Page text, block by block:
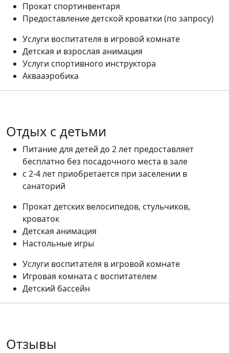
Прокат спортинвентаря
Предоставление детской кроватки (по запросу)
Услуги воспитателя в игровой комнате
Детская и взрослая анимация
Услуги спортивного инструктора
Аквааэробика
Отдых с детьми
Питание для детей до 2 лет предоставляет
бесплатно без посадочного места в зале
с 2-4 лет приобретается при заселении в
санаторий
Прокат детских велосипедов, стульчиков,
кроваток
Детская анимация
Настольные игры
Услуги воспитателя в игровой комнате
Игровая комната с воспитателем
Детский бассейн
Отзывы